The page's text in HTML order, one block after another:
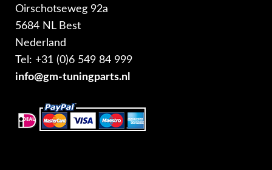
Oirschotseweg 92a
5684 NL Best
Nederland
Tel: +31 (0)6 549 84 999
info@gm-tuningparts.nl